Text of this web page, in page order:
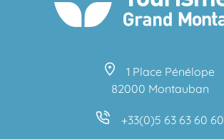
1 Place Pénélope
82000 Montauban
+33(0)5 63 63 60 60